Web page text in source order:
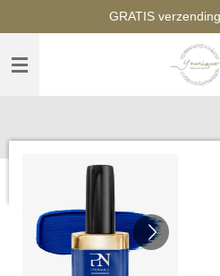
naar
hoofdinhoud
GRATIS